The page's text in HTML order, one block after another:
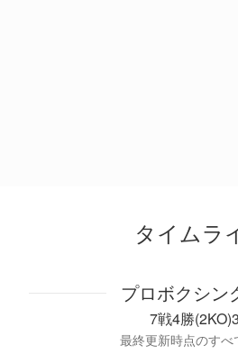
タイムラ
プロボクシン
7戦4勝
最終更新時点のすべ